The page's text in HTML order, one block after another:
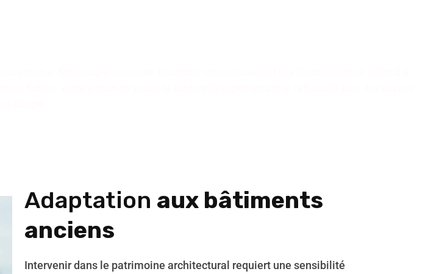
Adaptation aux bâtiments
anciens
Intervenir dans le patrimoine architectural requiert une sensibilité